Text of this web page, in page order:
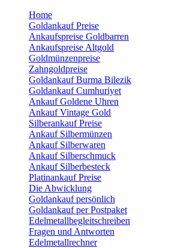
Home
Goldankauf Preise
Ankaufspreise Goldbarren
Ankaufspreise Altgold
Goldmünzenpreise
Zahngoldpreise
Goldankauf Burma Bilezik
Goldankauf Cumhuriyet
Ankauf Goldene Uhren
Ankauf Vintage Gold
Silberankauf Preise
Ankauf Silbermünzen
Ankauf Silberwaren
Ankauf Silberschmuck
Ankauf Silberbesteck
Platinankauf Preise
Die Abwicklung
Goldankauf persönlich
Goldankauf per Postpaket
Edelmetallbegleitschreiben
Fragen und Antworten
Edelmetallrechner